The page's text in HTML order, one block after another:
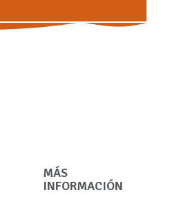
MÁS
INFORMACIÓN